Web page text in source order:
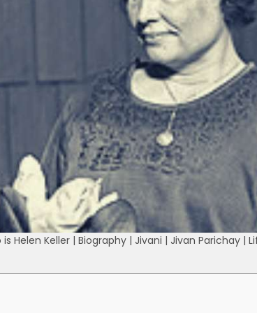
Helen Keller | Biography | Jivani | Jivan Parichay |